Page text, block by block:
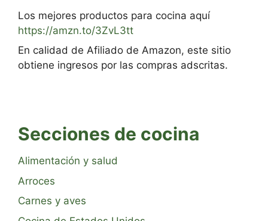
Los mejores productos para cocina aquí
https://amzn.to/3ZvL3tt
En calidad de Afiliado de Amazon, este sitio
obtiene ingresos por las compras adscritas.
Secciones de cocina
Alimentación y salud
Arroces
Carnes y aves